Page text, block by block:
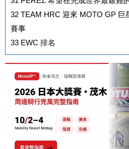
32 TEAM HRC 迎來 MOTO GP 巨
賽事
33 EWC 排名